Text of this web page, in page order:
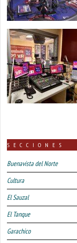
SECCIONES
Buenavista del Norte
Cultura
El Sauzal
El Tanque
Garachico